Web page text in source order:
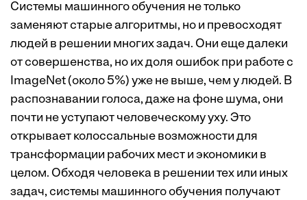
Системы машинного обучения не только
заменяют старые алгоритмы, но и превосходят
людей в решении многих задач. Они еще далеки
от совершенства, но их доля ошибок при работе с
ImageNet (около 5%) уже не выше, чем у людей. В
распознавании голоса, даже на фоне шума, они
почти не уступают человеческому уху. Это
открывает колоссальные возможности для
трансформации рабочих мест и экономики в
целом. Обходя человека в решении тех или иных
задач, системы машинного обучения получают